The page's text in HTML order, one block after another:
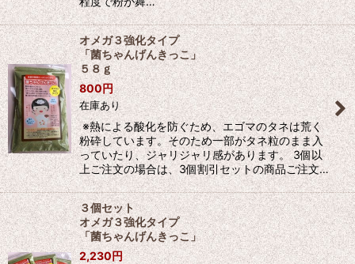
オメガ３強化タイプ
「菌ちゃんげんきっこ」
５８ｇ
800円
在庫あり
※熱による酸化を防ぐため、エゴマのタネは荒く
粉砕しています。そのため一部がタネ粒のまま入
っていたり、ジャリジャリ感があります。 3個以
上ご注文の場合は、3個割引セットの商品ご注文…
３個セット
オメガ３強化タイプ
「菌ちゃんげんきっこ」
2,230円